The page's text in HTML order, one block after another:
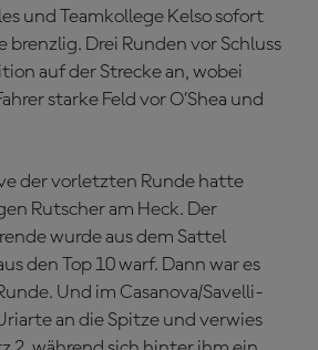
und Teamkollege Kelso sofort
brenzlig. Drei Runden vor Schluss
auf der Strecke an, wobei
starke Feld vor O’Shea und
der vorletzten Runde hatte
Rutscher am Heck. Der
wurde aus dem Sattel
den Top 10 warf. Dann war es
Und im Casanova/Savelli-
an die Spitze und verwies